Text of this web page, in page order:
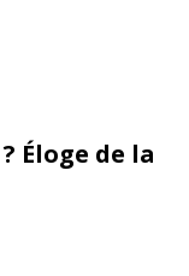
Éloge de la